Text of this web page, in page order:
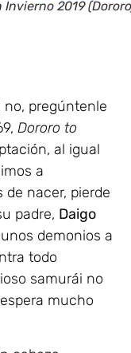
2019
pregúntenle
Dororo to
al igual
a
nacer, pierde
padre, Daigo
demonios a
todo
samurái no
mucho